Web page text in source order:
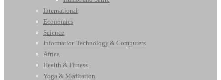
International
Economics
Science
Information Technology & Computers
Africa
Health & Fitness
Yoga & Meditation